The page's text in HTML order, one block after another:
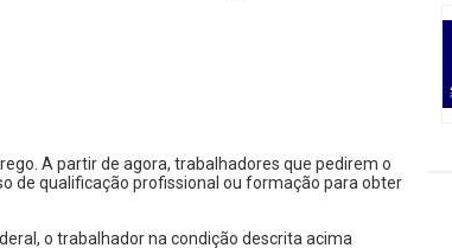
A partir de agora, trabalhadores que pedirem o
de qualificação profissional ou formação para obter
o trabalhador na condição descrita acima